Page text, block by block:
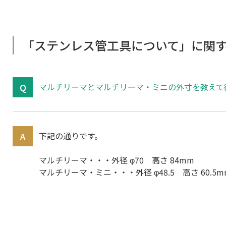
「ステンレス管工具について」に関
マルチリーマとマルチリーマ・ミニの外寸を教えて
下記の通りです。
マルチリーマ・・・外径 φ70 高さ 84mm
マルチリーマ・ミニ・・・外径 φ48.5 高さ